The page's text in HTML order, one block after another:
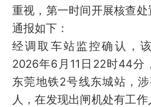
重视，第一时间开展核查
通报如下：
经调取车站监控确认，
2026年6月11日22时44分
东莞地铁2号线东城站，
人，在发现出闸机处有工作